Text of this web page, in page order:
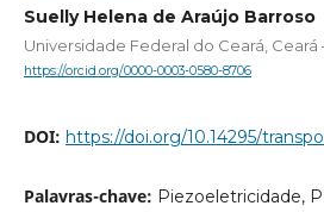
Suelly Helena de Araújo Barroso
Universidade Federal do Ceará, Ceará
https://orcid.org/0000-0003-0580-8706
DOI: https://doi.org/10.14295/
Palavras-chave: Piezoeletricidade,